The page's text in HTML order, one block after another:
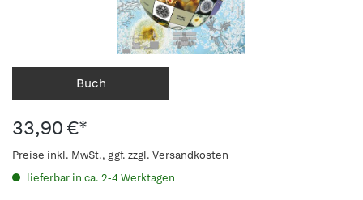
Buch
33,90 €*
Preise inkl. MwSt., ggf. zzgl. Versandkosten
lieferbar in ca. 2-4 Werktagen